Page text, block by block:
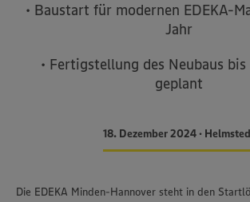
• Baustart für modernen EDEKA-
Jahr
• Fertigstellung des Neubaus
geplant
18. Dezember 2024 •
Die EDEKA Minden-Hannover steht in den